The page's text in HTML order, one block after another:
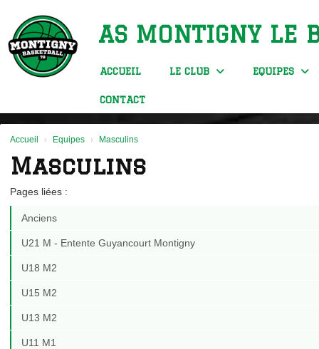
AS MONTIGNY LE
ACCUEIL LE CLUB EQUIPES
CONTACT
Accueil Equipes Masculins
Masculins
Pages liées :
Anciens
U21 M - Entente Guyancourt Montigny
U18 M2
U15 M2
U13 M2
U11 M1